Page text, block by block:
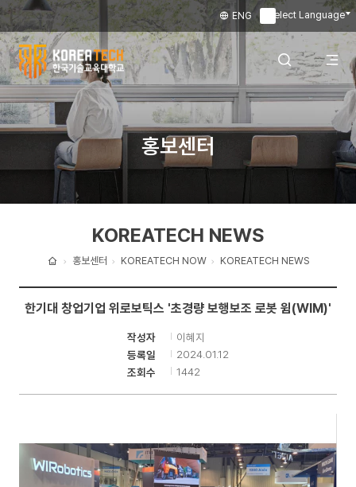
Select Language
ENG
한
국
교
학
교
전
뉴
홍보센터
홈
홍보센터 KOREATECH NOW KOREATECH NEWS
KOREATECH NEWS
한기대 창업기업 위로보틱스 '초경량 보행보조 로봇 윔(WIM)'
작성자
이혜지
등록일
2024.01.12
조회수
1442